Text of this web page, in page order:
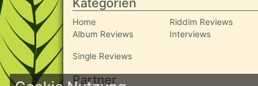
Home
Album Reviews
Riddim Reviews
Interviews
Single Reviews
Partner